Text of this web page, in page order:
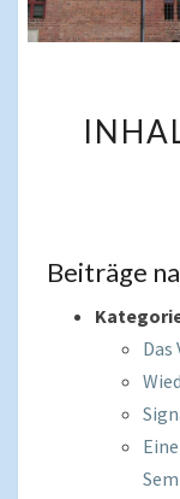
Beiträge
Das